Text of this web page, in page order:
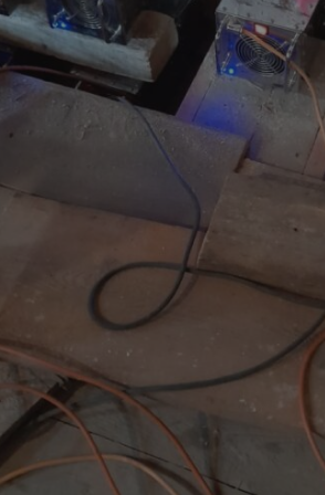
webových
stránek.
umožňuje
sledování
uživatelů.
.c.clarity.ms
Zavřením
prohlížeče
Toto je
soubor
cookie první
společnosti
Microsoft
MSN, který
používáme k
.c.bing.com
1 rok
Toto je
cookie první
MSN, které
zajišťuje
fungování
Microsoft
1 rok
cookie je v